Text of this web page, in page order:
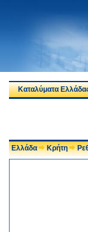
Καταλύματα
Ελλάδα Κρήτη